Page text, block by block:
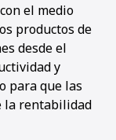
el medio
productos de
desde el
y
para que las
la rentabilidad